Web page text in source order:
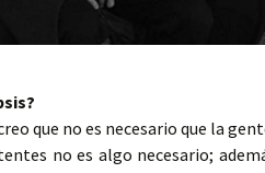
que no es necesario que la
no es algo necesario;